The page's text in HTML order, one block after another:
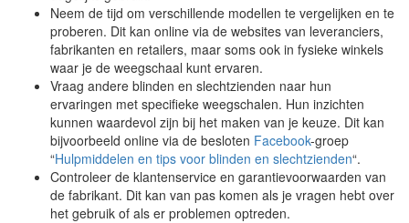
Neem de tijd om verschillende modellen te vergelijken en te
proberen. Dit kan online via de websites van leveranciers,
fabrikanten en retailers, maar soms ook in fysieke winkels
waar je de weegschaal kunt ervaren.
Vraag andere blinden en slechtzienden naar hun
ervaringen met specifieke weegschalen. Hun inzichten
kunnen waardevol zijn bij het maken van je keuze. Dit kan
bijvoorbeeld online via de besloten Facebook-groep
“Hulpmiddelen en tips voor blinden en slechtzienden“.
Controleer de klantenservice en garantievoorwaarden van
de fabrikant. Dit kan van pas komen als je vragen hebt over
het gebruik of als er problemen optreden.